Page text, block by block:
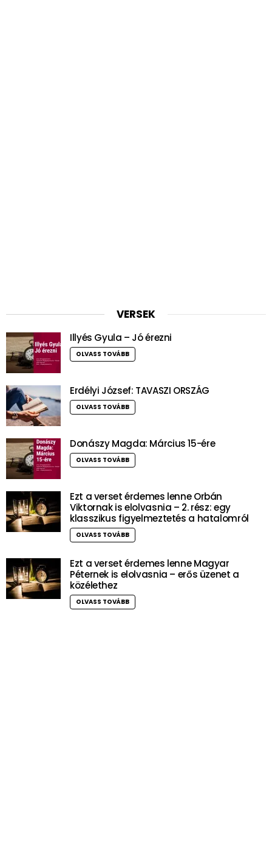
VERSEK
Illyés Gyula – Jó érezni
OLVASS TOVÁBB
Erdélyi József: TAVASZI ORSZÁG
OLVASS TOVÁBB
Donászy Magda: Március 15-ére
OLVASS TOVÁBB
Ezt a verset érdemes lenne Orbán
Viktornak is elolvasnia – 2. rész: egy
klasszikus figyelmeztetés a hatalomról
OLVASS TOVÁBB
Ezt a verset érdemes lenne Magyar
Péternek is elolvasnia – erős üzenet a
közélethez
OLVASS TOVÁBB